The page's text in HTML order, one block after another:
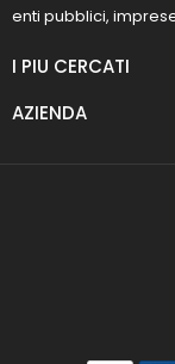
enti pubblici,
I PIU CERCATI
AZIENDA